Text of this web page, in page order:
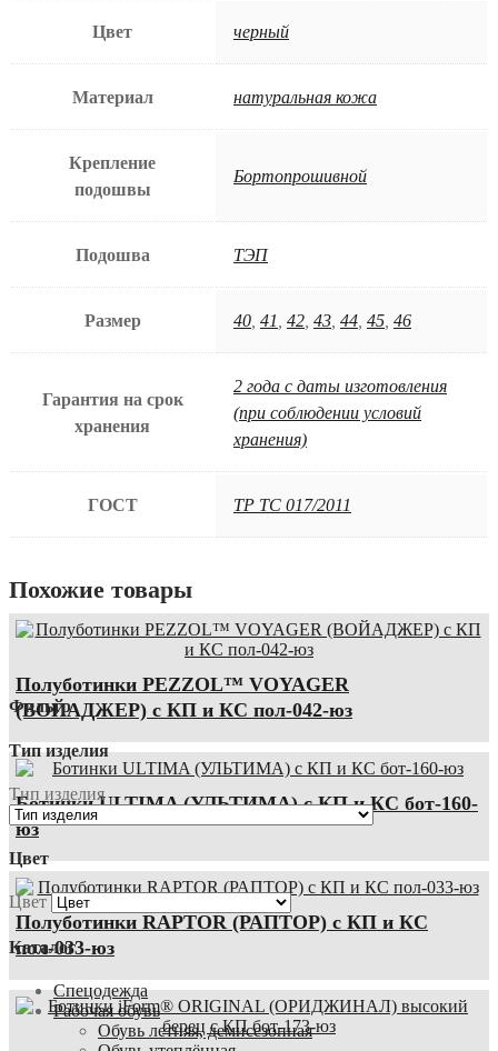
Цвет черный
Материал натуральная кожа
Крепление
подошвы
Бортопрошивной
Подошва ТЭП
Размер 40 41 42 43 44 45 46
Гарантия на срок
хранения
2 года с даты изготовления
(при соблюдении условий
хранения)
ГОСТ ТР ТС 017/2011
Похожие товары
Полуботинки PEZZOL™ VOYAGER
(ВОЙАДЖЕР) с КП и КС пол-042-юз
Ботинки ULTIMA (УЛЬТИМА) с КП и КС бот-160-
юз
Полуботинки RAPTOR (РАПТОР) с КП и КС
пол-033-юз
Фильтр
Тип изделия
Тип изделия
Цвет
Цвет
Каталог
Спецодежда
Рабочая обувь
Обувь летняя, демисезонная